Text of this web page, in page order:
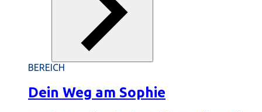
BEREICH
Dein Weg am Sophie